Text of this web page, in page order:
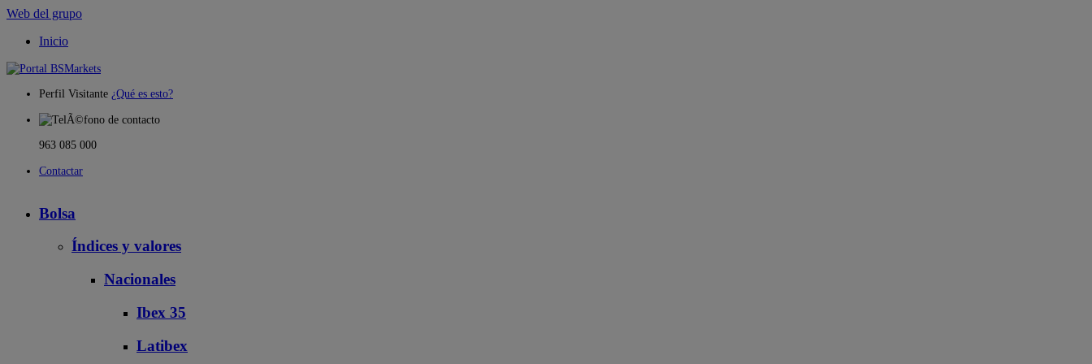
Web del grupo
Inicio
Perfil Visitante ¿Qué es esto?
963 085 000
Contactar
Bolsa
Índices y valores
Nacionales
Ibex 35
Latibex